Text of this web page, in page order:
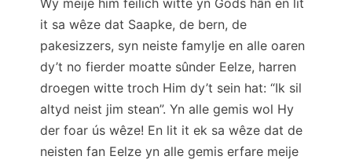
it sa wêze dat Saapke, de bern, de
pakesizzers, syn neiste famylje en alle oaren
dy’t no fierder moatte sûnder Eelze, harren
droegen witte troch Him dy’t sein hat: “Ik sil
altyd neist jim stean”. Yn alle gemis wol Hy
der foar ús wêze! En lit it ek sa wêze dat de
neisten fan Eelze yn alle gemis erfare meije